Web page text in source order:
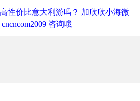
性价比意大利游吗？ 加欣欣小海微
咨询哦